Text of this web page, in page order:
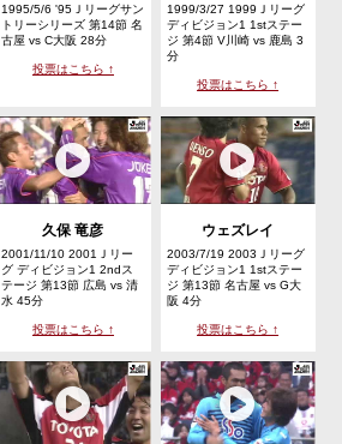
1995/5/6 '95Ｊリーグサン
トリーシリーズ 第14節 名
古屋 vs C大阪 28分
投票はこちら ↑
1999/3/27 1999Ｊリーグ
ディビジョン1 1stステー
ジ 第4節 V川崎 vs 鹿島 3
分
投票はこちら ↑
久保 竜彦
2001/11/10 2001Ｊリー
グ ディビジョン1 2ndス
テージ 第13節 広島 vs 清
水 45分
投票はこちら ↑
ウェズレイ
2003/7/19 2003Ｊリーグ
ディビジョン1 1stステー
ジ 第13節 名古屋 vs G大
阪 4分
投票はこちら ↑